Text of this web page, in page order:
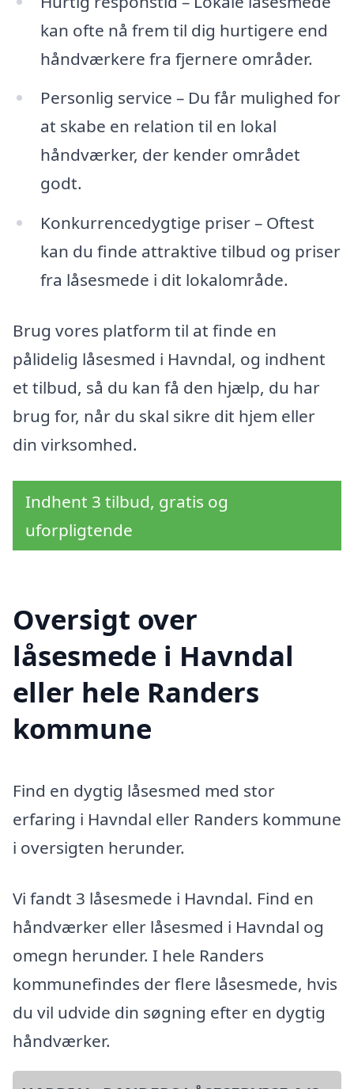
kan ofte nå frem til dig hurtigere end
håndværkere fra fjernere områder.
Personlig service – Du får mulighed for
at skabe en relation til en lokal
håndværker, der kender området
godt.
Konkurrencedygtige priser – Oftest
kan du finde attraktive tilbud og priser
fra låsesmede i dit lokalområde.
Brug vores platform til at finde en
pålidelig låsesmed i Havndal, og indhent
et tilbud, så du kan få den hjælp, du har
brug for, når du skal sikre dit hjem eller
din virksomhed.
Indhent 3 tilbud, gratis og
uforpligtende
Oversigt over
låsesmede i Havndal
eller hele Randers
kommune
Find en dygtig låsesmed med stor
erfaring i Havndal eller Randers kommune
i oversigten herunder.
Vi fandt 3 låsesmede i Havndal. Find en
håndværker eller låsesmed i Havndal og
omegn herunder. I hele Randers
kommunefindes der flere låsesmede, hvis
du vil udvide din søgning efter en dygtig
håndværker.